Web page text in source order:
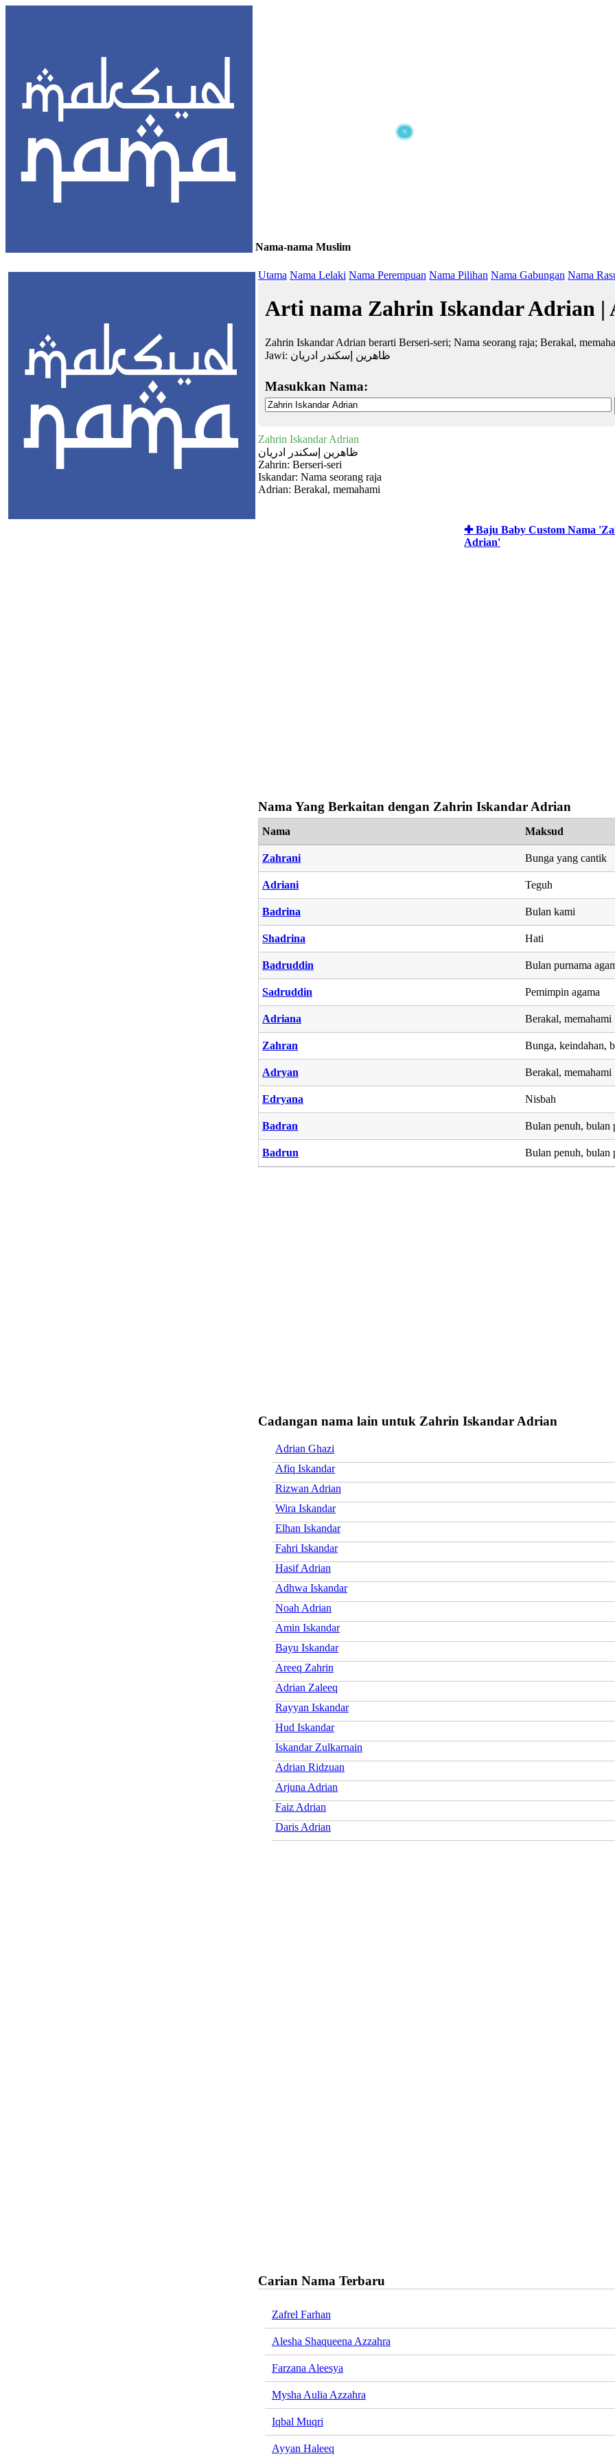
×
Nama-nama Muslim
Utama Nama Lelaki Nama Perempuan Nama Pilihan Nama Gabungan Nama
Arti nama Zahrin Iskandar Adrian |
Zahrin Iskandar Adrian berarti Berseri-seri; Nama seorang raja; Berakal,
Jawi: ظاهرين إسكندر ادريان
Masukkan Nama:
Zahrin Iskandar Adrian
ظاهرين إسكندر ادريان
Zahrin: Berseri-seri
Iskandar: Nama seorang raja
Adrian: Berakal, memahami
✚ Baju Baby Custom Nama
Adrian'
Nama Yang Berkaitan dengan Zahrin Iskandar Adrian
Nama Maksud
Zahrani Bunga yang cantik
Adriani Teguh
Badrina Bulan kami
Shadrina Hati
Badruddin Bulan purnama
Sadruddin Pemimpin agama
Adriana Berakal, memahami
Zahran Bunga, keindahan,
Adryan Berakal, memahami
Edryana Nisbah
Badran Bulan penuh, bulan
Badrun Bulan penuh, bulan
Cadangan nama lain untuk Zahrin Iskandar Adrian
Adrian Ghazi
Afiq Iskandar
Rizwan Adrian
Wira Iskandar
Elhan Iskandar
Fahri Iskandar
Hasif Adrian
Adhwa Iskandar
Noah Adrian
Amin Iskandar
Bayu Iskandar
Areeq Zahrin
Adrian Zaleeq
Rayyan Iskandar
Hud Iskandar
Iskandar Zulkarnain
Adrian Ridzuan
Arjuna Adrian
Faiz Adrian
Daris Adrian
Carian Nama Terbaru
Zafrel Farhan
Alesha Shaqueena Azzahra
Farzana Aleesya
Mysha Aulia Azzahra
Iqbal Muqri
Ayyan Haleeq